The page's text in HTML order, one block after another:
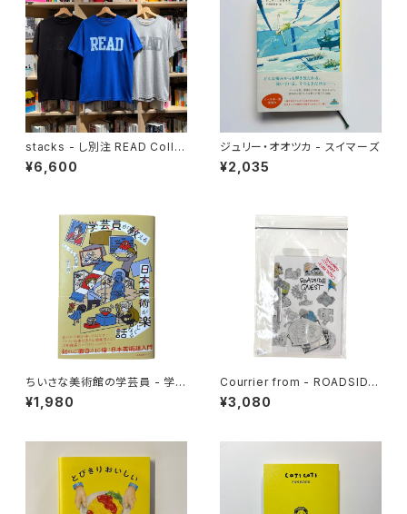
stacks - し別注 READ Colle
ge Tee
¥6,600
ジュリー・オオツカ - スイマーズ
¥2,035
ちいさな美術館の学芸員 - 学芸
員が教える日本美術が楽しくな
る話
¥1,980
Courrier from - ROADSIDE
QUEST
¥3,080